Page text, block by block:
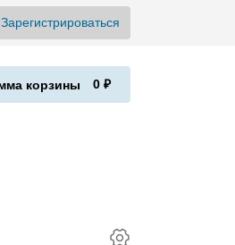
Зарегистрироваться
0 ₽